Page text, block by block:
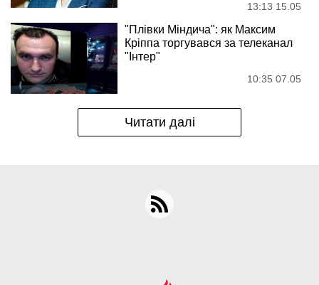
13:13 15.05
"Плівки Міндича": як Максим
Кріппа торгувався за телеканал
"Інтер"
10:35 07.05
Читати далі